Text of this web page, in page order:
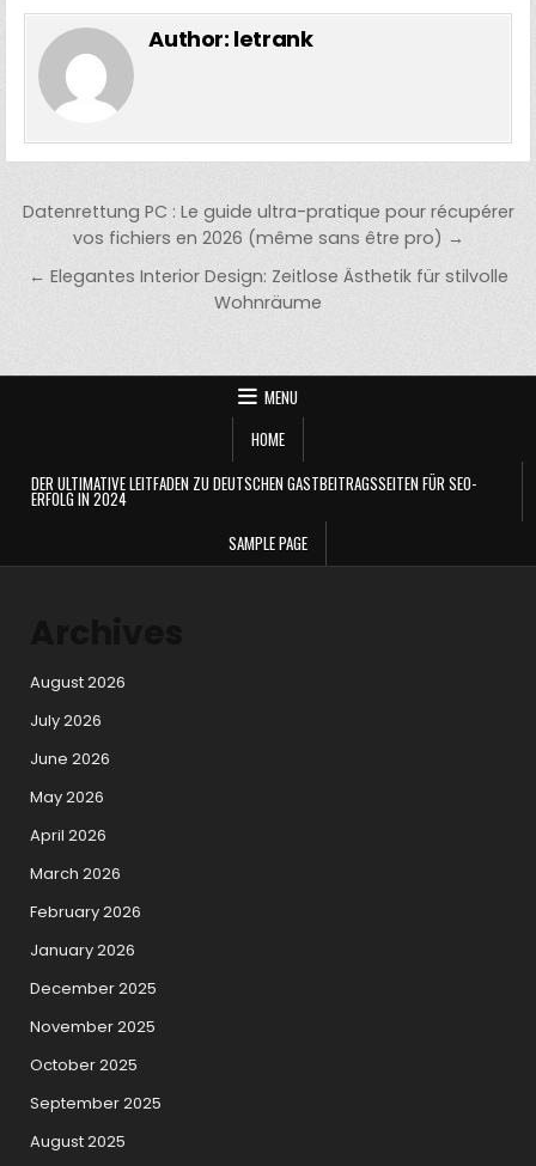
Author: letrank
Post
navigation
Datenrettung PC : Le guide ultra-pratique pour récupérer
vos fichiers en 2026 (même sans être pro) →
← Elegantes Interior Design: Zeitlose Ästhetik für stilvolle
Wohnräume
MENU
HOME
DER ULTIMATIVE LEITFADEN ZU DEUTSCHEN GASTBEITRAGSSEITEN FÜR SEO-
ERFOLG IN 2024
SAMPLE PAGE
August 2026
July 2026
June 2026
May 2026
April 2026
March 2026
February 2026
January 2026
December 2025
November 2025
October 2025
September 2025
August 2025